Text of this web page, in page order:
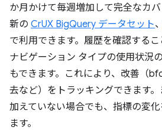
か月かけて毎週増加して完全なカ
新の CrUX BigQuery データセット、
で利用できます。履歴を確認する
ナビゲーション タイプの使用状況
もできます。これにより、改善（
去など）をトラッキングできます
加えていない場合でも、指標の変
ます。